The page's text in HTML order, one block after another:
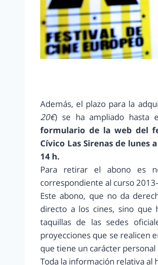
Además, el plazo para la
20€) se ha ampliado hasta
formulario de la web del
Cívico Las Sirenas de lunes
14 h.
Para retirar el abono es
correspondiente al curso
Este abono, que no da
directo a los cines, sino que
taquillas de las sedes
proyecciones que se realicen
que tiene un carácter
Toda la información relativa al